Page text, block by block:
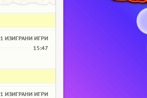
1 ИЗИГРАНИ ИГРИ
15:47
1 ИЗИГРАНИ ИГРИ